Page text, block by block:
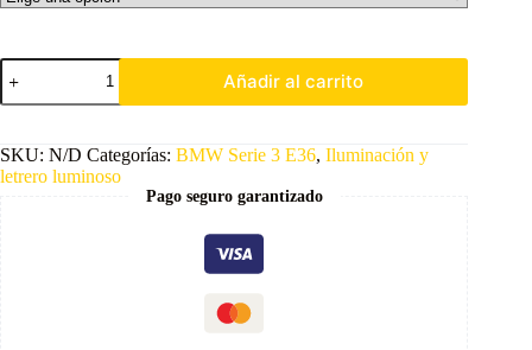
Añadir al carrito
SKU: N/D Categorías: BMW Serie 3 E36, Iluminación y
letrero luminoso
Pago seguro garantizado